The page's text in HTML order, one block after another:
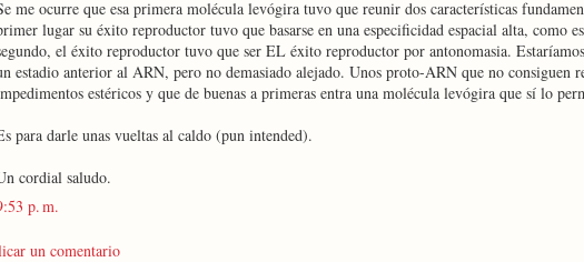
me ocurre que esa primera molécula levógira tuvo que reunir dos características
lugar su éxito reproductor tuvo que basarse en una especificidad espacial alta, como
el éxito reproductor tuvo que ser EL éxito reproductor por antonomasia.
estadio anterior al ARN, pero no demasiado alejado. Unos proto-ARN que no consiguen
estéricos y que de buenas a primeras entra una molécula levógira que sí lo
para darle unas vueltas al caldo (pun intended).
cordial saludo.
p. m.
un comentario